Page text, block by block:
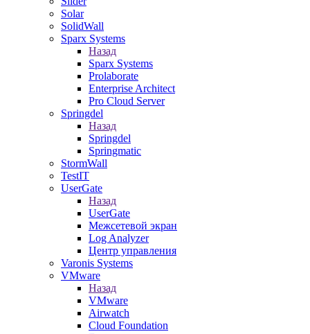
Solar
SolidWall
Sparx Systems
Назад
Sparx Systems
Prolaborate
Enterprise Architect
Pro Cloud Server
Springdel
Назад
Springdel
Springmatic
StormWall
TestIT
UserGate
Назад
UserGate
Межсетевой экран
Log Analyzer
Центр управления
Varonis Systems
VMware
Назад
VMware
Airwatch
Cloud Foundation